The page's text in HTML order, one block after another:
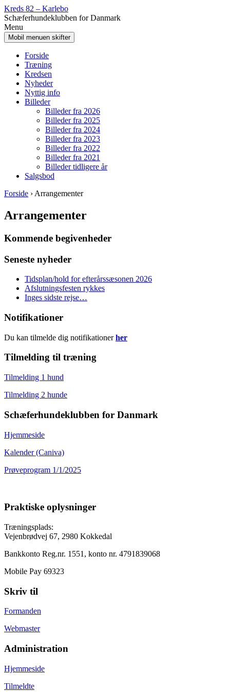
Spring
til
indhold
Gå
til
Hovedmenu
Kreds 82 – Karlebo
Schæferhundeklubben for Danmark
Menu
Mobil menuen skifter
Forside
Træning
Kredsen
Nyheder
Nyttig info
Billeder
Billeder fra 2026
Billeder fra 2025
Billeder fra 2024
Billeder fra 2023
Billeder fra 2022
Billeder fra 2021
Billeder tidligere år
Salgsbod
Forside › Arrangementer
Arrangementer
Kommende begivenheder
Seneste nyheder
Tidsplan/hold for efterårssæsonen 2026
Afslutningsfesten rykkes
Inges sidste rejse…
Notifikationer
Du kan tilmelde dig notifikationerher
Tilmelding til træning
Tilmelding 1 hund
Tilmelding 2 hunde
Schæferhundeklubben for Danmark
Hjemmeside
Kalender (Caniva)
Prøveprogram 1/1/2025
Praktiske oplysninger
Træningsplads:
Vejenbrødvej 67, 2980 Kokkedal
Bankkonto Reg.nr. 1551, konto nr. 4791839068
Mobile Pay 69323
Skriv til
Formanden
Webmaster
Administration
Hjemmeside
Tilmeldte